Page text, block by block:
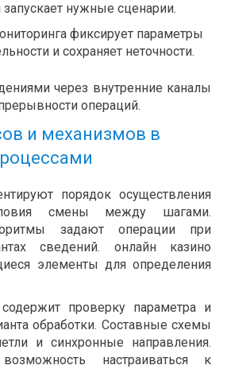
нужные сценарии.
фиксирует параметры
и сохраняет неточности.
через внутренние каналы
операций.
и механизмов в
порядок осуществления
смены между шагами.
задают операции при
сведений. онлайн казино
элементы для определения
проверку параметра и
обработки. Составные схемы
и синхронные направления.
настраиваться к